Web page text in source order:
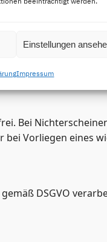
Einstellungen
Impressum
Bei
bei Vorliegen eines
DSGVO